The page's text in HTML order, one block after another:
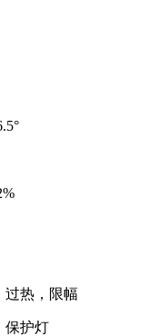
过热，限幅
保护灯